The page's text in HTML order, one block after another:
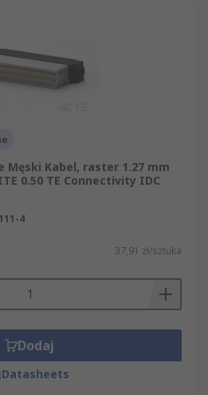
Męski Kabel, raster 1.27 mm
0.50 TE Connectivity IDC
4
37,91 zł/sztuka
Dodaj
Datasheets